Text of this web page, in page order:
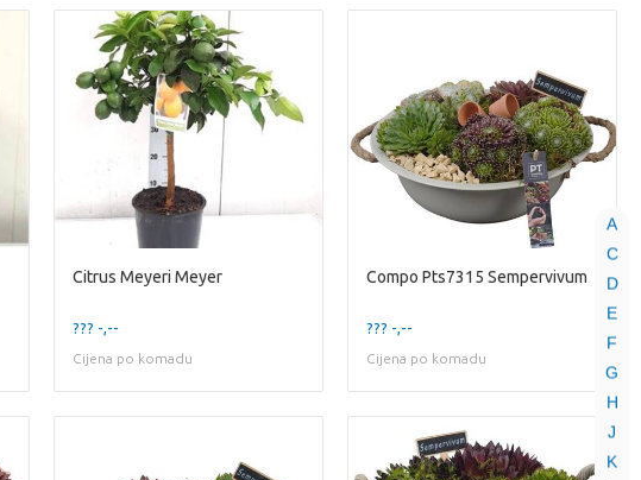
A
C
D
E
F
G
H
J
K
Citrus Meyeri Meyer
??? -,--
Cijena po komadu
Compo Pts7315 Sempervivum
??? -,--
Cijena po komadu